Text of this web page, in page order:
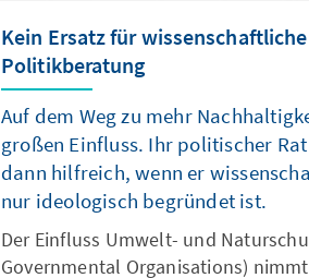
Kein Ersatz für wissenschaftliche
Politikberatung
Auf dem Weg zu mehr
großen Einfluss. Ihr politischer
dann hilfreich, wenn er
nur ideologisch begründet ist.
Der Einfluss Umwelt- und
Governmental Organisations)